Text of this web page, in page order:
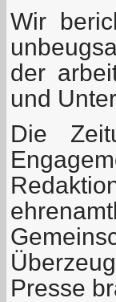
Wir
der
und
Die
Presse